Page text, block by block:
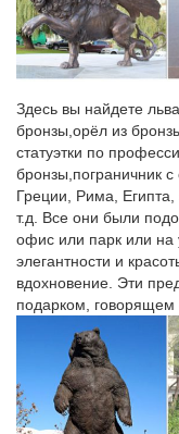
ЩЕНОК серия Цветок.
Статуэтки животных –
магазина…
Купить Статуэтки
Мастер по выгодным
см Материал:
из керамики.Являясь
естественной
Статуэтки собак –
Статуэтки собак из
обязательные для
Материал.
уникальной акции от
Фигурки, статуэтки
Здесь вы найдете
бронзы,орёл из
статуэтки по
бронзы,пограничник с
Греции, Рима,
т.д. Все они были
офис или парк или на
элегантности и
вдохновение. Эти
подарком, говорящем